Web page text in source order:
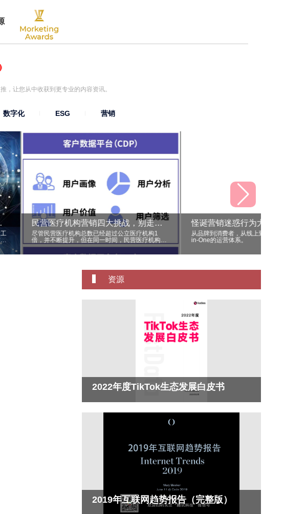
，让您从中收获到更专业的内容资讯。
数字化 ESG 营销
资源 民营医疗机构营销四大挑战，别走这些弯路！
尽管民营医疗机构总数已经超过公立医疗机构1
倍，并不断提升，但在同一时间，民营医疗机构总
诊疗人数仅为3.6亿人次，仅为公立医疗机构19.6亿
人次不及五分之一的比率。 实际上，不管是民营医
机构的市场竞争能力就显得尤为重要。
怪诞营销迷惑行为大赏
从品牌到消费者，从线上到线下
in-One的运营体系。
资源
2022年度TikTok生态发展白皮书
2019年互联网趋势报告（完整版）